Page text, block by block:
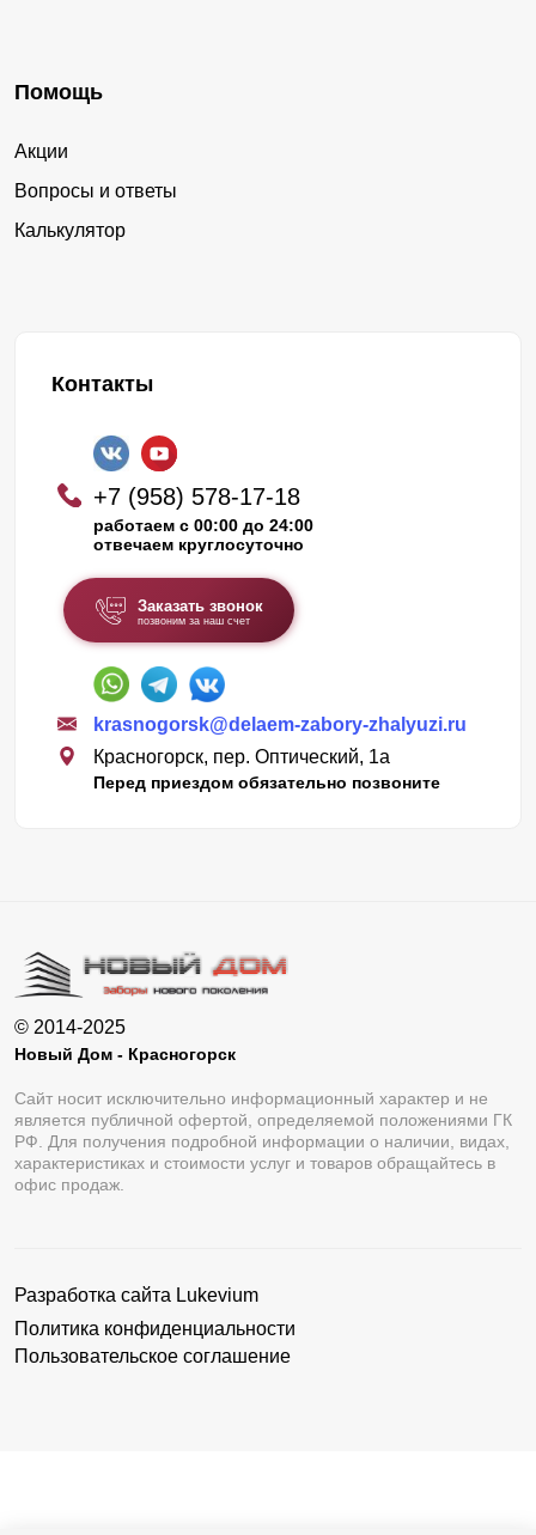
Помощь
Акции
Вопросы и ответы
Калькулятор
Контакты
+7 (958) 578-17-18
работаем с 00:00 до 24:00
отвечаем круглосуточно
Заказать звонок
позвоним за наш счет
krasnogorsk@delaem-zabory-zhalyuzi.ru
Красногорск, пер. Оптический, 1а
Перед приездом обязательно позвоните
© 2014-2025
Новый Дом - Красногорск
Сайт носит исключительно информационный характер и не
является публичной офертой, определяемой положениями ГК
РФ. Для получения подробной информации о наличии, видах,
характеристиках и стоимости услуг и товаров обращайтесь в
офис продаж.
Разработка сайта Lukevium
Политика конфиденциальности
Пользовательское соглашение